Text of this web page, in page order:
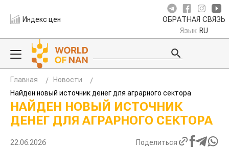
Индекс цен ОБРАТНАЯ СВЯЗЬ
Язык RU
Главная
Новости
Найден новый источник денег для аграрного сектора
НАЙДЕН НОВЫЙ ИСТОЧНИК
ДЕНЕГ ДЛЯ АГРАРНОГО СЕКТОРА
22.06.2026 Поделиться